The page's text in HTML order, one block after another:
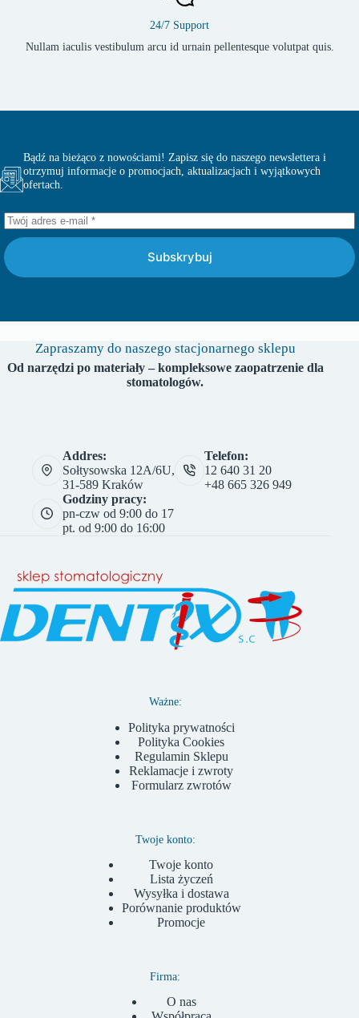
24/7 Support
Nullam iaculis vestibulum arcu id urnain pellentesque volutpat quis.
Bądź na bieżąco z nowościami! Zapisz się do naszego newslettera i
otrzymuj informacje o promocjach, aktualizacjach i wyjątkowych
ofertach.
Subskrybuj
Zapraszamy do naszego stacjonarnego sklepu
Od narzędzi po materiały – kompleksowe zaopatrzenie dla
stomatologów.
Addres:
Sołtysowska 12A/6U,
31-589 Kraków
Telefon:
12 640 31 20
+48 665 326 949
Godziny pracy:
pn-czw od 9:00 do 17
pt. od 9:00 do 16:00
Ważne:
Polityka prywatności
Polityka Cookies
Regulamin Sklepu
Reklamacje i zwroty
Formularz zwrotów
Twoje konto:
Twoje konto
Lista życzeń
Wysyłka i dostawa
Porównanie produktów
Promocje
Firma:
O nas